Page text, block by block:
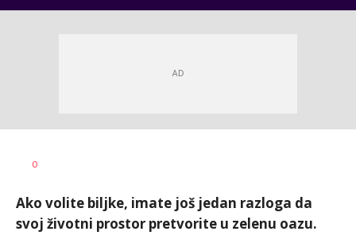
AUTOR
0
Ako volite biljke, imate još jedan razloga da
svoj životni prostor pretvorite u zelenu oazu.